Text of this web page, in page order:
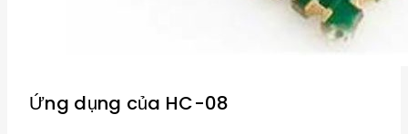
Ứng dụng của HC-08